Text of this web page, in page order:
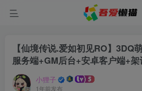
【仙境传说.爱如初见RO】3DQ
服务端+GM后台+安卓客户端+
小狸子
1年前发布